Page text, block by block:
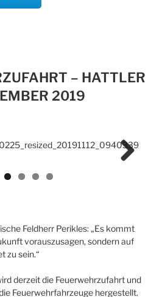
– HATTLER
2019
Feldherr Perikles: „Es kommt
vorauszusagen, sondern auf
zu sein.“
derzeit die Feuerwehrzufahrt und
Feuerwehrfahrzeuge hergestellt.